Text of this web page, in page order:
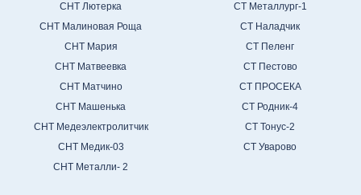
СНТ Лютерка
СНТ Малиновая Роща
СНТ Мария
СНТ Матвеевка
СНТ Матчино
СНТ Машенька
СНТ Медеэлектролитчик
СНТ Медик-03
СНТ Металли- 2
СТ Металлург-1
СТ Наладчик
СТ Пеленг
СТ Пестово
СТ ПРОСЕКА
СТ Родник-4
СТ Тонус-2
СТ Уварово